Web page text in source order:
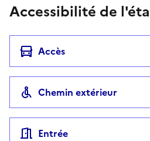
Accessibilité de
Accès
Chemin extérieur
Entrée